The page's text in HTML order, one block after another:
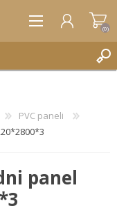
(0)
PVC paneli
panel